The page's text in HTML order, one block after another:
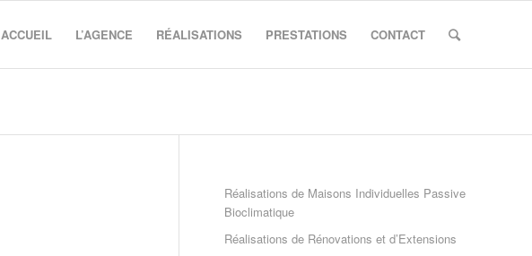
ACCUEIL L’AGENCE RÉALISATIONS PRESTATIONS CONTACT
Réalisations de Maisons Individuelles Passive
Bioclimatique
Réalisations de Rénovations et d’Extensions